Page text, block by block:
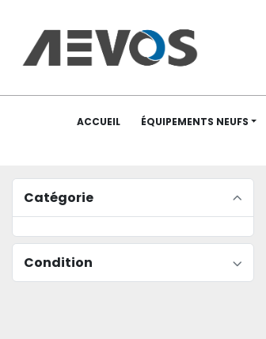
ACCUEIL ÉQUIPEMENTS NEUFS
Catégorie
Condition